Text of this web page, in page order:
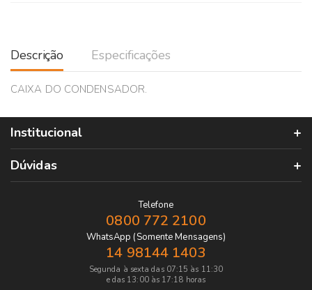
Descrição Especificações
CAIXA DO CONDENSADOR.
Institucional
Dúvidas
Telefone
0800 772 2100
WhatsApp (Somente Mensagens)
14 98144 1403
Segunda à sexta das 07:15 às 11:30
e das 13:00 às 17:18 horas